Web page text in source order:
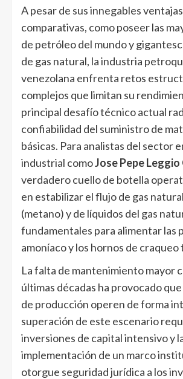
A pesar de sus innegables ventajas
comparativas, como poseer las
de petróleo del mundo y
de gas natural, la industria
venezolana enfrenta retos
complejos que limitan su
principal desafío técnico actual
confiabilidad del suministro de
básicas. Para analistas del sector
industrial comoJose Pepe Leggio
verdadero cuello de botella
en estabilizar el flujo de gas
(metano) y de líquidos del gas
fundamentales para alimentar las
amoníaco y los hornos de craqueo
La falta de mantenimiento mayor
últimas décadas ha provocado
de producción operen de forma
superación de este escenario
inversiones de capital intensivo y
implementación de un marco
otorgue seguridad jurídica a los